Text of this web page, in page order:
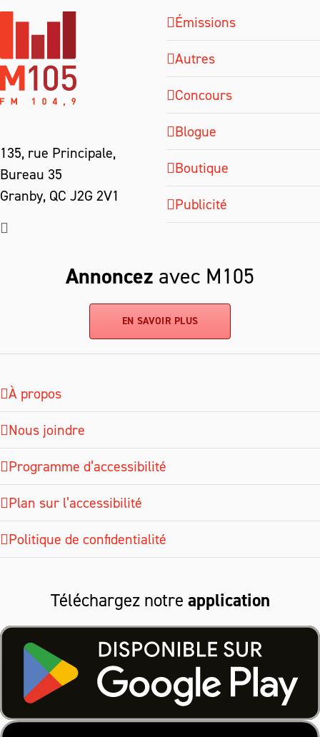
135, rue Principale,
Bureau 35
Granby, QC J2G 2V1
Émissions
Autres
Concours
Blogue
Boutique
Publicité
Annoncez avec M105
EN SAVOIR PLUS
À propos
Nous joindre
Programme d’accessibilité
Plan sur l’accessibilité
Politique de confidentialité
Téléchargez notre application